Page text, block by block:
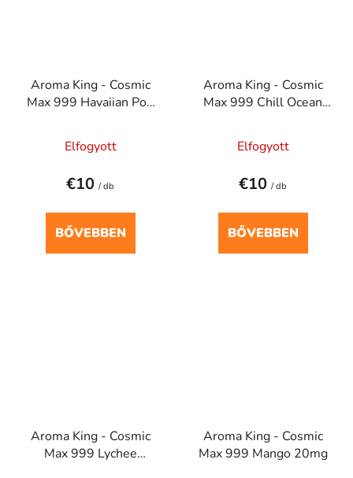
Aroma King - Cosmic
Max 999 Havaiian Pog
Elfogyott
€10 / db
BŐVEBBEN
Aroma King - Cosmic
Max 999 Chill Ocean
Elfogyott
€10 / db
BŐVEBBEN
Aroma King - Cosmic
Max 999 Lychee
Aroma King - Cosmic
Max 999 Mango 20mg